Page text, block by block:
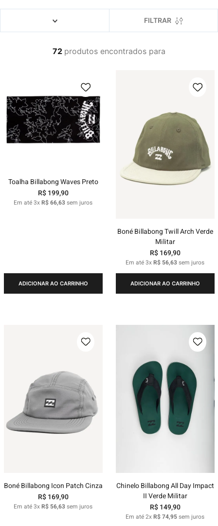
FILTRAR
72 produtos
Toalha Billabong Waves Preto
R$ 199,90
Em até3xR$66,63sem juros
ADICIONAR AO CARRINHO
Boné Billabong Twill Arch Verde
Militar
R$ 169,90
Em até3xR$ 56,63sem juros
ADICIONAR AO CARRINHO
Boné Billabong Icon Patch Cinza
R$ 169,90
Em até3xR$ 56,63sem juros
Chinelo Billabong All Day Impact
II Verde Militar
R$ 149,90
Em até2xR$74,95sem juros
camiseta
bermuda
10º chinelo